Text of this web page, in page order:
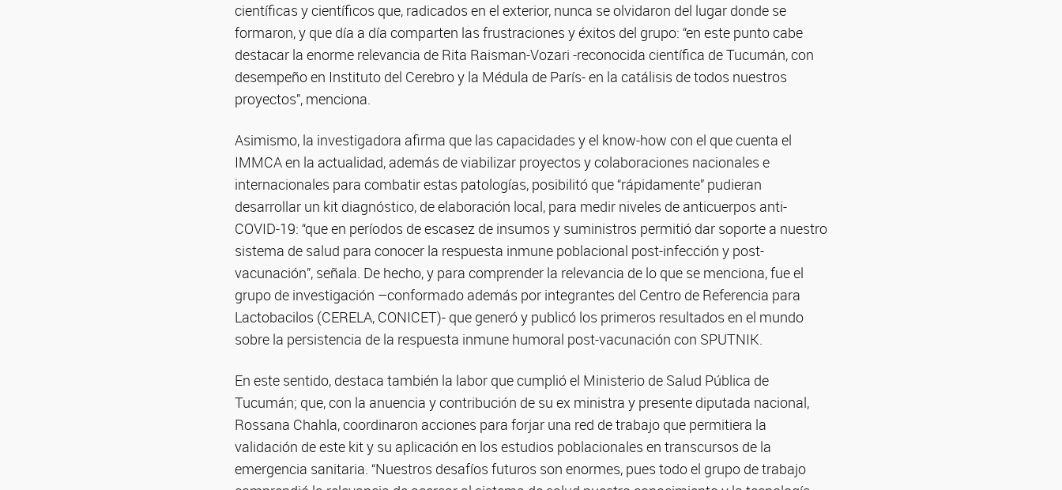
científicas y científicos que, radicados en el exterior, nunca se olvidaron del lugar donde se
formaron, y que día a día comparten las frustraciones y éxitos del grupo: “en este punto cabe
destacar la enorme relevancia de Rita Raisman-Vozari -reconocida científica de Tucumán, con
desempeño en Instituto del Cerebro y la Médula de París- en la catálisis de todos nuestros
proyectos”, menciona.
Asimismo, la investigadora afirma que las capacidades y el know-how con el que cuenta el
IMMCA en la actualidad, además de viabilizar proyectos y colaboraciones nacionales e
internacionales para combatir estas patologías, posibilitó que “rápidamente” pudieran
desarrollar un kit diagnóstico, de elaboración local, para medir niveles de anticuerpos anti-
COVID-19: “que en períodos de escasez de insumos y suministros permitió dar soporte a nuestro
sistema de salud para conocer la respuesta inmune poblacional post-infección y post-
vacunación”, señala. De hecho, y para comprender la relevancia de lo que se menciona, fue el
grupo de investigación –conformado además por integrantes del Centro de Referencia para
Lactobacilos (CERELA, CONICET)- que generó y publicó los primeros resultados en el mundo
sobre la persistencia de la respuesta inmune humoral post-vacunación con SPUTNIK.
En este sentido, destaca también la labor que cumplió el Ministerio de Salud Pública de
Tucumán; que, con la anuencia y contribución de su ex ministra y presente diputada nacional,
Rossana Chahla, coordinaron acciones para forjar una red de trabajo que permitiera la
validación de este kit y su aplicación en los estudios poblacionales en transcursos de la
emergencia sanitaria. “Nuestros desafíos futuros son enormes, pues todo el grupo de trabajo